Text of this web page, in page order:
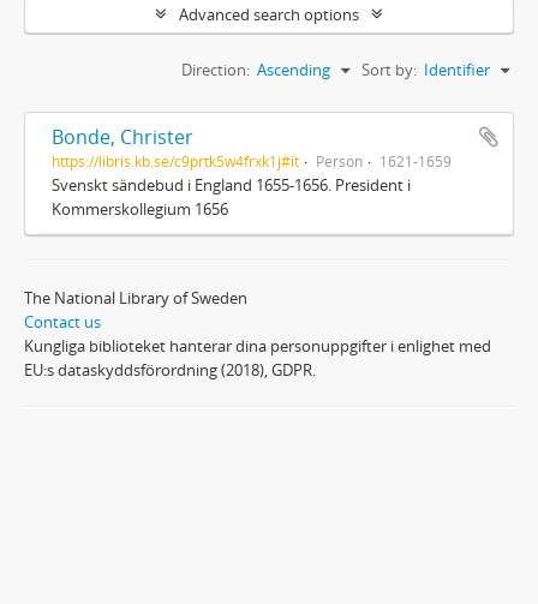
Advanced search options
Sort by: Identifier
Direction: Ascending
Bonde, Christer
https://libris.kb.se/c9prtk5w4frxk1j#it Person 1621-1659
Svenskt sändebud i England 1655-1656. President i
Kommerskollegium 1656
The National Library of Sweden
Contact us
Kungliga biblioteket hanterar dina personuppgifter i enlighet med
EU:s dataskyddsförordning (2018), GDPR.